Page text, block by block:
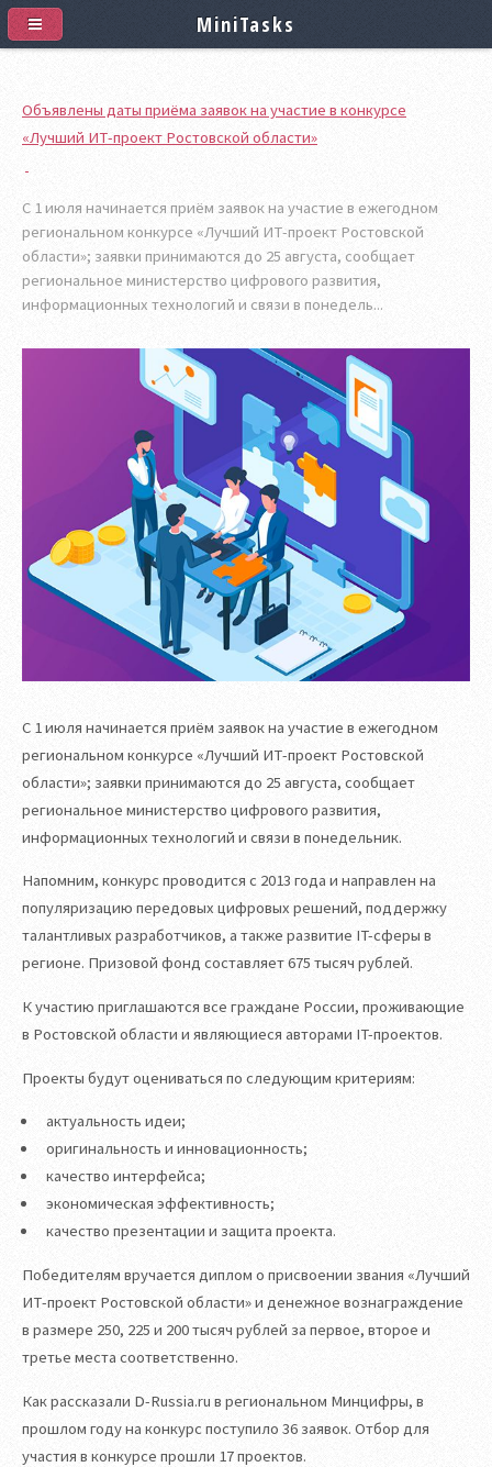
Объявлены даты приёма заявок на участие в конкурсе
«Лучший ИТ-проект Ростовской области»
С 1 июля начинается приём заявок на участие в ежегодном
региональном конкурсе «Лучший ИТ-проект Ростовской
области»; заявки принимаются до 25 августа, сообщает
региональное министерство цифрового развития,
информационных технологий и связи в понедель...
С 1 июля начинается приём заявок на участие в ежегодном
региональном конкурсе «Лучший ИТ-проект Ростовской
области»; заявки принимаются до 25 августа, сообщает
региональное министерство цифрового развития,
информационных технологий и связи в понедельник.
Напомним, конкурс проводится с 2013 года и направлен на
популяризацию передовых цифровых решений, поддержку
талантливых разработчиков, а также развитие IT-сферы в
регионе. Призовой фонд составляет 675 тысяч рублей.
К участию приглашаются все граждане России, проживающие
в Ростовской области и являющиеся авторами IT-проектов.
Проекты будут оцениваться по следующим критериям:
актуальность идеи;
оригинальность и инновационность;
качество интерфейса;
экономическая эффективность;
качество презентации и защита проекта.
Победителям вручается диплом о присвоении звания «Лучший
ИТ-проект Ростовской области» и денежное вознаграждение
в размере 250, 225 и 200 тысяч рублей за первое, второе и
третье места соответственно.
Как рассказали D-Russia.ru в региональном Минцифры, в
прошлом году на конкурс поступило 36 заявок. Отбор для
участия в конкурсе прошли 17 проектов.
MiniTasks